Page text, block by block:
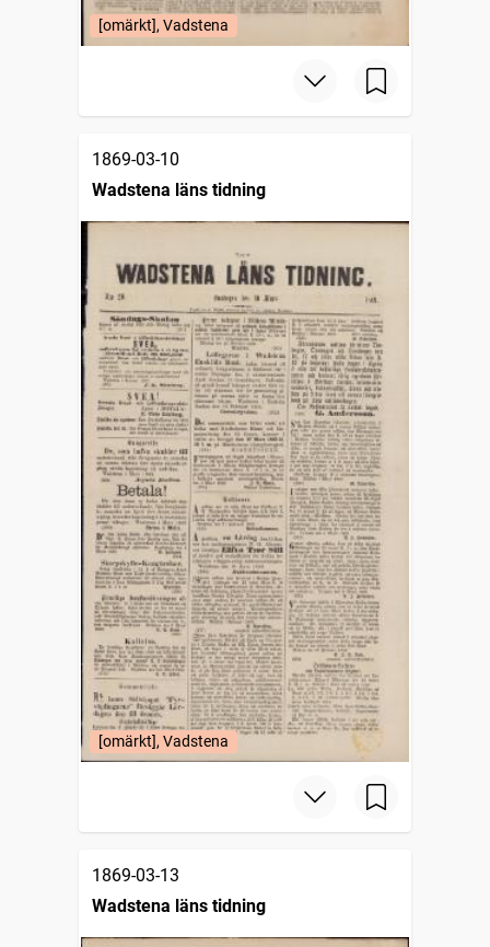
[omärkt], Vadstena
1869-03-10
Wadstena läns tidning
[omärkt], Vadstena
1869-03-13
Wadstena läns tidning